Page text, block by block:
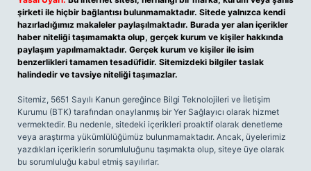
şirketi ile hiçbir bağlantısı bulunmamaktadır. Sitede yalnızca kendi
hazırladığımız makaleler paylaşılmaktadır. Burada yer alan içerikler
haber niteliği taşımamakta olup, gerçek kurum ve kişiler hakkında
paylaşım yapılmamaktadır. Gerçek kurum ve kişiler ile isim
benzerlikleri tamamen tesadüfidir. Sitemizdeki bilgiler taslak
halindedir ve tavsiye niteliği taşımazlar.
Sitemiz, 5651 Sayılı Kanun gereğince Bilgi Teknolojileri ve İletişim
Kurumu (BTK) tarafından onaylanmış bir Yer Sağlayıcı olarak hizmet
vermektedir. Bu nedenle, sitedeki içerikleri proaktif olarak denetleme
veya araştırma yükümlülüğümüz bulunmamaktadır. Ancak, üyelerimiz
yazdıkları içeriklerin sorumluluğunu taşımakta olup, siteye üye olarak
bu sorumluluğu kabul etmiş sayılırlar.